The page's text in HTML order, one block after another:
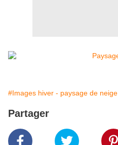
#Images hiver - paysage de neige
Partager